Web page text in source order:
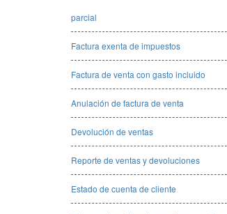
parcial
Factura exenta de impuestos
Factura de venta con gasto incluido
Anulación de factura de venta
Devolución de ventas
Reporte de ventas y devoluciones
Estado de cuenta de cliente